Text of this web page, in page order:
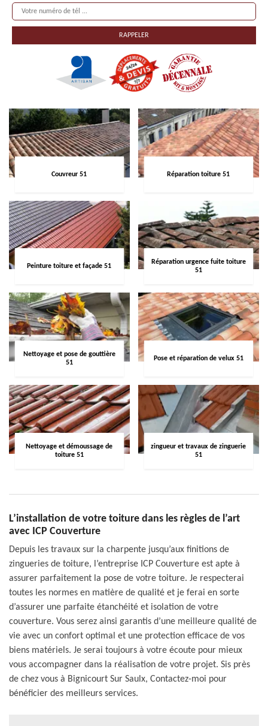
Couvreur 51 Réparation toiture 51
Peinture toiture et façade 51
Réparation urgence fuite toiture
51
Nettoyage et pose de gouttière
51
Pose et réparation de velux 51
Nettoyage et démoussage de
toiture 51
zingueur et travaux de zinguerie
51
L’installation de votre toiture dans les règles de l’art
avec ICP Couverture
Depuis les travaux sur la charpente jusqu’aux finitions de
zingueries de toiture, l’entreprise ICP Couverture est apte à
assurer parfaitement la pose de votre toiture. Je respecterai
toutes les normes en matière de qualité et je ferai en sorte
d’assurer une parfaite étanchéité et isolation de votre
couverture. Vous serez ainsi garantis d’une meilleure qualité de
vie avec un confort optimal et une protection efficace de vos
biens matériels. Je serai toujours à votre écoute pour mieux
vous accompagner dans la réalisation de votre projet. Sis près
de chez vous à Bignicourt Sur Saulx, Contactez-moi pour
bénéficier des meilleurs services.